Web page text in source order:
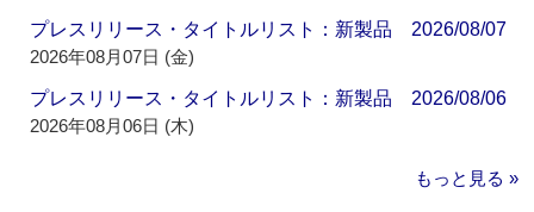
プレスリリース・タイトルリスト：新製品 2026/08/07
2026年08月07日 (金)
プレスリリース・タイトルリスト：新製品 2026/08/06
2026年08月06日 (木)
もっと見る »